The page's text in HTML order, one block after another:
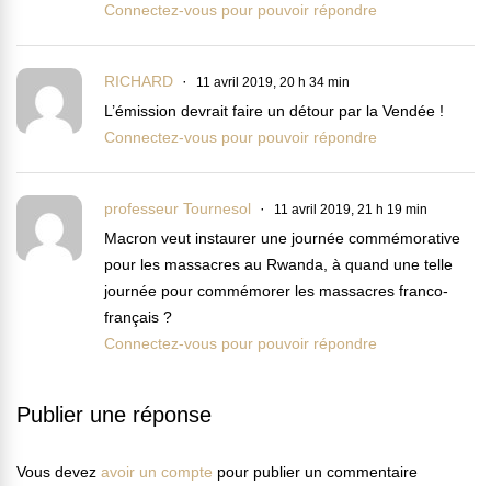
Connectez-vous pour pouvoir répondre
RICHARD 11 avril 2019, 20 h 34 min
L’émission devrait faire un détour par la Vendée !
Connectez-vous pour pouvoir répondre
professeur Tournesol 11 avril 2019, 21 h 19 min
Macron veut instaurer une journée commémorative
pour les massacres au Rwanda, à quand une telle
journée pour commémorer les massacres franco-
français ?
Connectez-vous pour pouvoir répondre
Publier une réponse
Vous devez avoir un compte pour publier un commentaire